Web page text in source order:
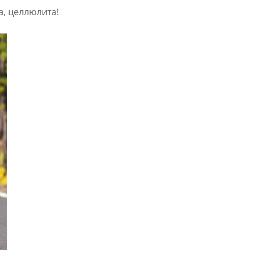
целлюлита!